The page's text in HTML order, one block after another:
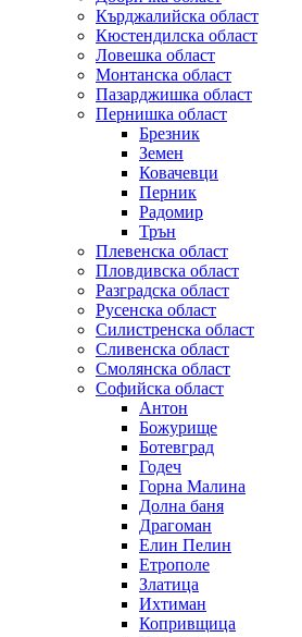
Кърджалийска област
Кюстендилска област
Ловешка област
Монтанска област
Пазарджишка област
Пернишка област
Брезник
Земен
Ковачевци
Перник
Радомир
Трън
Плевенска област
Пловдивска област
Разградска област
Русенска област
Силистренска област
Сливенска област
Смолянска област
Софийска област
Антон
Божурище
Ботевград
Годеч
Горна Малина
Долна баня
Драгоман
Елин Пелин
Етрополе
Златица
Ихтиман
Копривщица